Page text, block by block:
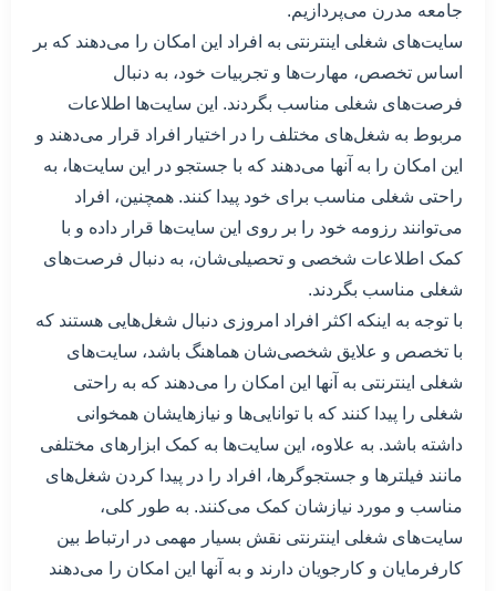
جامعه مدرن می‌پردازیم.
سایت‌های شغلی اینترنتی به افراد این امکان را می‌دهند که بر
اساس تخصص، مهارت‌ها و تجربیات خود، به دنبال
فرصت‌های شغلی مناسب بگردند. این سایت‌ها اطلاعات
مربوط به شغل‌های مختلف را در اختیار افراد قرار می‌دهند و
این امکان را به آنها می‌دهند که با جستجو در این سایت‌ها، به
راحتی شغلی مناسب برای خود پیدا کنند. همچنین، افراد
می‌توانند رزومه خود را بر روی این سایت‌ها قرار داده و با
کمک اطلاعات شخصی و تحصیلی‌شان، به دنبال فرصت‌های
شغلی مناسب بگردند.
با توجه به اینکه اکثر افراد امروزی دنبال شغل‌هایی هستند که
با تخصص و علایق شخصی‌شان هماهنگ باشد، سایت‌های
شغلی اینترنتی به آنها این امکان را می‌دهند که به راحتی
شغلی را پیدا کنند که با توانایی‌ها و نیازهایشان همخوانی
داشته باشد. به علاوه، این سایت‌ها به کمک ابزارهای مختلفی
مانند فیلترها و جستجوگرها، افراد را در پیدا کردن شغل‌های
مناسب و مورد نیازشان کمک می‌کنند. به طور کلی،
سایت‌های شغلی اینترنتی نقش بسیار مهمی در ارتباط بین
کارفرمایان و کارجویان دارند و به آنها این امکان را می‌دهند